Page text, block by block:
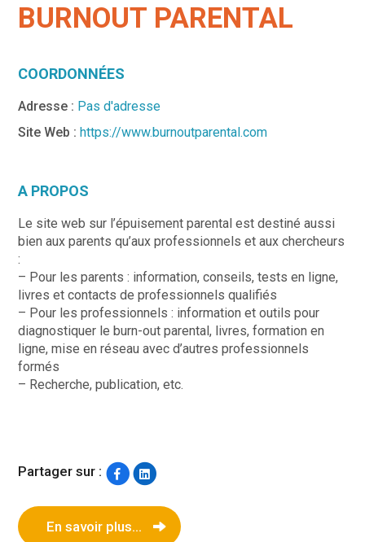
BURNOUT PARENTAL
COORDONNÉES
Adresse : Pas d'adresse
Site Web : https://www.burnoutparental.com
A PROPOS
Le site web sur l’épuisement parental est destiné aussi
bien aux parents qu’aux professionnels et aux chercheurs
:
– Pour les parents : information, conseils, tests en ligne,
livres et contacts de professionnels qualifiés
– Pour les professionnels : information et outils pour
diagnostiquer le burn-out parental, livres, formation en
ligne, mise en réseau avec d’autres professionnels
formés
– Recherche, publication, etc.
Partager sur :
En savoir plus...